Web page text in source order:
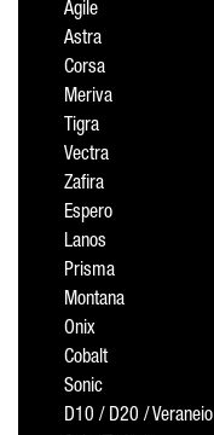
Agile
Astra
Corsa
Meriva
Tigra
Vectra
Zafira
Espero
Lanos
Prisma
Montana
Onix
Cobalt
Sonic
D10 / D20 / Veraneio